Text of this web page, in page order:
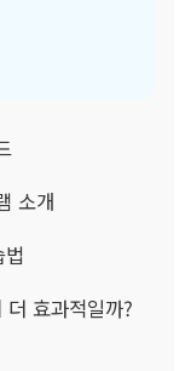
소개
효과적일까?